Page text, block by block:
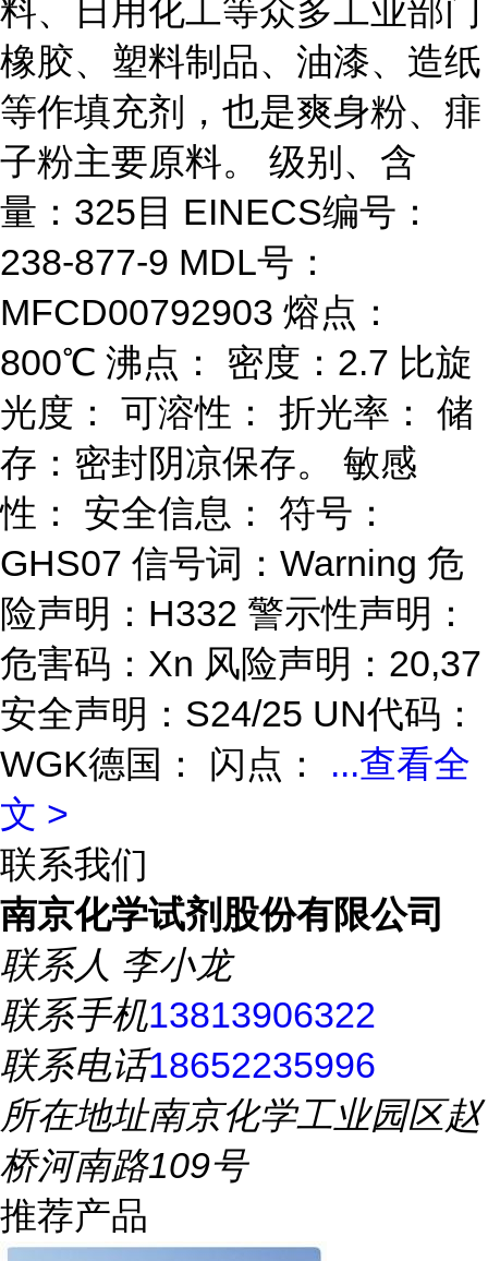
料、日用化工等众多工业部门
橡胶、塑料制品、油漆、造纸
等作填充剂，也是爽身粉、痱
子粉主要原料。 级别、含
量：325目 EINECS编号：
238-877-9 MDL号：
MFCD00792903 熔点：
800℃ 沸点： 密度：2.7 比旋
光度： 可溶性： 折光率： 储
存：密封阴凉保存。 敏感
性： 安全信息： 符号：
GHS07 信号词：Warning 危
险声明：H332 警示性声明：
危害码：Xn 风险声明：20,37
安全声明：S24/25 UN代码：
WGK德国： 闪点： ...查看全
文 >
联系我们
南京化学试剂股份有限公司
联系人 李小龙
联系手机13813906322
联系电话18652235996
所在地址南京化学工业园区赵
桥河南路109号
推荐产品